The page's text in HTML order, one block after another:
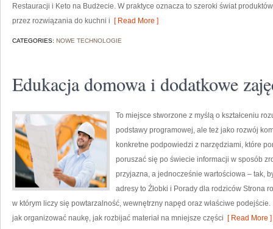
Restauracji i Keto na Budżecie. W praktyce oznacza to szeroki świat
przez rozwiązania do kuchni i [ Read More ]
CATEGORIES: NOWE TECHNOLOGIE
Edukacja domowa i dodatkowe
To miejsce stworzone z myślą o kształceniu
podstawy programowej, ale też jako rozwój
konkretne podpowiedzi z narzędziami, które
poruszać się po świecie informacji w sposób
przyjazna, a jednocześnie wartościowa – tak,
adresy to Źłobki i Porady dla rodziców Strona
w którym liczy się powtarzalność, wewnętrzny napęd oraz właściwe
jak organizować naukę, jak rozbijać materiał na mniejsze części [ Read More ]